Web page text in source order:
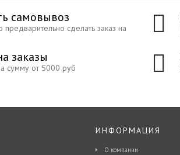
самовывоз
сделать заказ на
заказы
сумму от 5000 руб
ИНФОРМАЦИЯ
О компании